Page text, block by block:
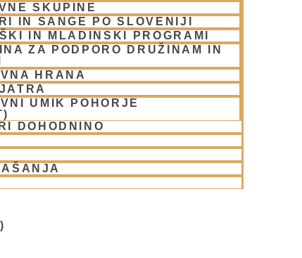
SKUPINE
IN SANGE PO SLOVENIJI
IN MLADINSKI PROGRAMI
ZA PODPORO DRUŽINAM IN
HRANA
UMIK POHORJE
DOHODNINO
(1)